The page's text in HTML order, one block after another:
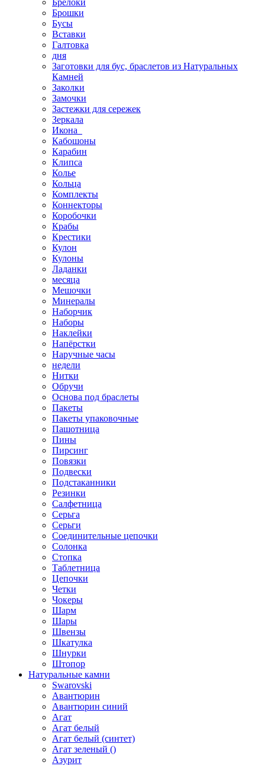
Брелоки
Брошки
Бусы
Вставки
Галтовка
дня
Заготовки для бус, браслетов из Натуральных
Камней
Заколки
Замочки
Застежки для сережек
Зеркала
Икона
Кабошоны
Карабин
Клипса
Колье
Кольца
Комплекты
Коннекторы
Коробочки
Крабы
Крестики
Кулон
Кулоны
Ладанки
месяца
Мешочки
Минералы
Наборчик
Наборы
Наклейки
Напёрстки
Наручные часы
недели
Нитки
Обручи
Основа под браслеты
Пакеты
Пакеты упаковочные
Пашотница
Пины
Пирсинг
Повязки
Подвески
Подстаканники
Резинки
Салфетница
Серьга
Серьги
Соединительные цепочки
Солонка
Стопка
Таблетница
Цепочки
Четки
Чокеры
Шарм
Шары
Швензы
Шкатулка
Шнурки
Штопор
Натуральные камни
Swarovski
Авантюрин
Авантюрин синий
Агат
Агат белый
Агат белый (синтет)
Агат зеленый ()
Азурит